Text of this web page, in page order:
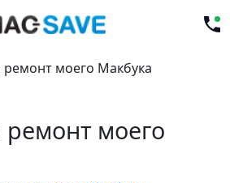
ремонт моего Макбука
ремонт моего